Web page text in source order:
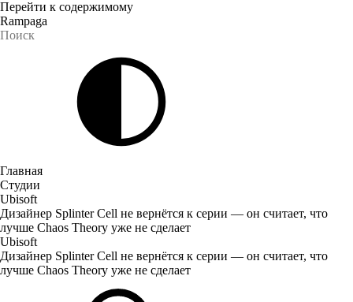
Перейти к содержимому
Rampaga
Главная
Студии
Ubisoft
Дизайнер Splinter Cell не вернётся к серии — он считает, что
лучше Chaos Theory уже не сделает
Ubisoft
Дизайнер Splinter Cell не вернётся к серии — он считает, что
лучше Chaos Theory уже не сделает